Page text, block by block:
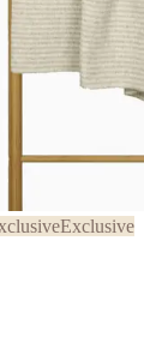
Exclusive